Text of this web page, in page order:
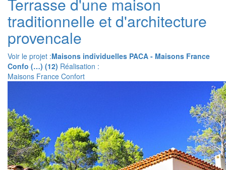
traditionnelle et d'architecture
provencale
Voir le projet :Maisons individuelles PACA - Maisons France
Confo (…) (12) Réalisation :
Maisons France Confort